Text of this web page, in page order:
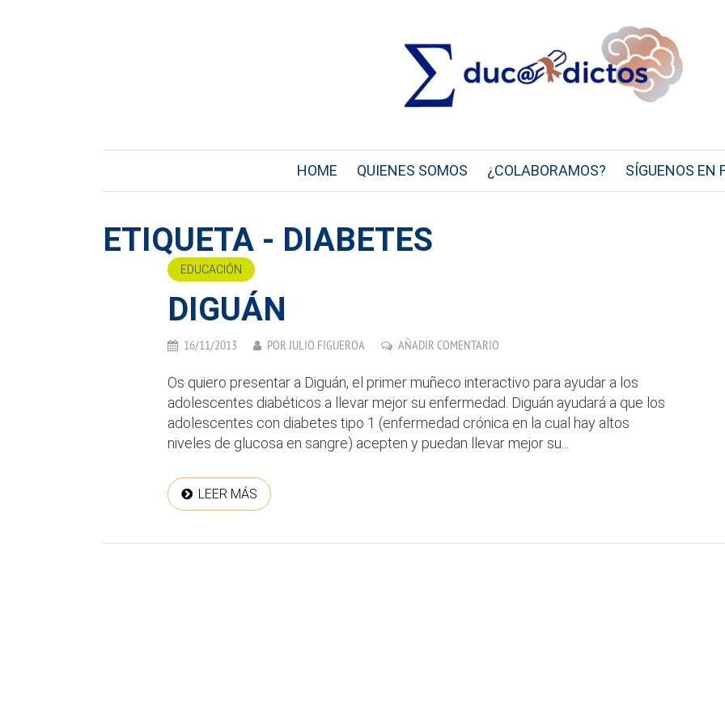
HOME QUIENES SOMOS ¿COLABORAMOS? SÍGUENOS EN
ETIQUETA - DIABETES
EDUCACIÓN
DIGUÁN
16/11/2013 PORJULIO FIGUEROA AÑADIR COMENTARIO
Os quiero presentar a Diguán, el primer muñeco interactivo para ayudar a los
adolescentes diabéticos a llevar mejor su enfermedad. Diguán ayudará a que los
adolescentes con diabetes tipo 1 (enfermedad crónica en la cual hay altos
niveles de glucosa en sangre) acepten y puedan llevar mejor su...
LEER MÁS